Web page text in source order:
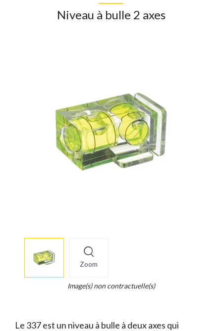
Niveau à bulle 2 axes
Zoom
info
Image(s) non contractuelle(s)
Le 337 est un niveau à bulle à deux axes qui